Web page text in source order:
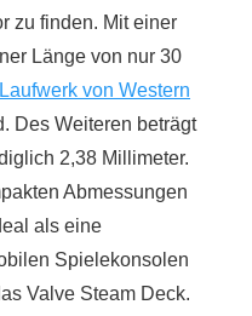
zu finden. Mit einer
Länge von nur 30
von Western
Des Weiteren beträgt
2,38 Millimeter.
Abmessungen
als eine
Spielekonsolen
Valve Steam Deck.